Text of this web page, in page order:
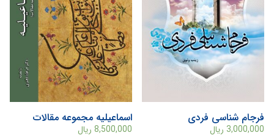
فرجام شناسی فردی
3,000,000 ریال
اسماعیلیه مجموعه مقالات
8,500,000 ریال